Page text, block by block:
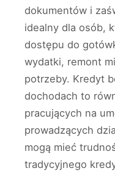
dokumentów i
idealny dla osób,
dostępu do
wydatki, remont
potrzeby. Kredyt
dochodach to
pracujących na
prowadzących
mogą mieć
tradycyjnego